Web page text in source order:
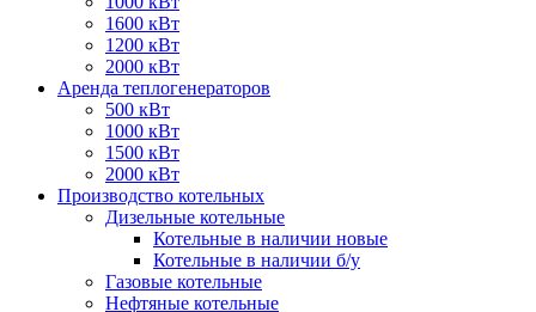
1600 кВт
1200 кВт
2000 кВт
Аренда теплогенераторов
500 кВт
1000 кВт
1500 кВт
2000 кВт
Производство котельных
Дизельные котельные
Котельные в наличии новые
Котельные в наличии б/у
Газовые котельные
Нефтяные котельные